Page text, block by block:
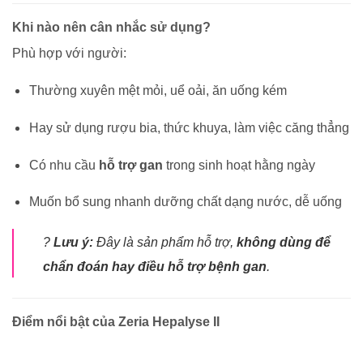
Khi nào nên cân nhắc sử dụng?
Phù hợp với người:
Thường xuyên mệt mỏi, uể oải, ăn uống kém
Hay sử dụng rượu bia, thức khuya, làm việc căng thẳng
Có nhu cầu hỗ trợ gan trong sinh hoạt hằng ngày
Muốn bổ sung nhanh dưỡng chất dạng nước, dễ uống
? Lưu ý: Đây là sản phẩm hỗ trợ, không dùng để
chẩn đoán hay điều hỗ trợ bệnh gan.
Điểm nổi bật của Zeria Hepalyse II